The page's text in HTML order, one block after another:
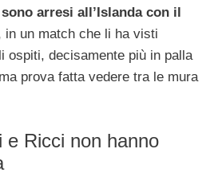
arresi all’Islanda con il
in un match che li ha visti
ospiti, decisamente più in palla
prova fatta vedere tra le mura
e Ricci non hanno